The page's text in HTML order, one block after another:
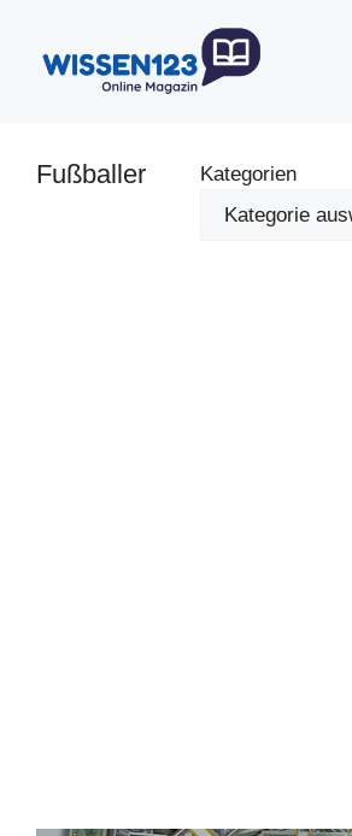
springen
Fußballer Kategorien